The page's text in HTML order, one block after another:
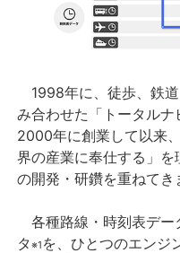
1998年に、徒歩、鉄
み合わせた「トータルナ
2000年に創業して以来
界の産業に奉仕する」
の開発・研鑽を重ねてき
各種路線・時刻表デー
タ※1 を、ひとつのエンジ